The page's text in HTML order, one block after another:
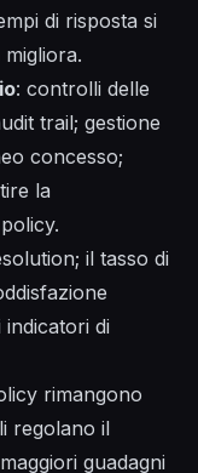
di risposta si
: controlli delle
trail; gestione
concesso;
la
il tasso di
di
rimangono
regolano il
guadagni